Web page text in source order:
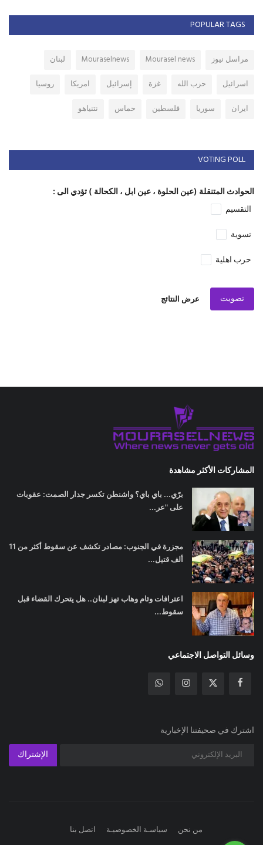
POPULAR TAGS
مراسل نيوز Mourasel news
Mouraselnews
لبنان
اسرائيل
حزب الله غزة إسرائيل امريكا
روسيا
ايران
سوريا فلسطين حماس نتنياهو
VOTING POLL
الحوادث المتنقلة (عين الحلوة ، عين ابل ، الكحالة ) تؤدي الى :
التقسيم
تسوية
حرب اهلية
تصويت عرض النتائج
المشاركات الأكثر مشاهدة
برّي... باي باي؟ واشنطن تكسر جدار الصمت: عقوبات
على "عر...
مجزرة في الجنوب: مصادر تكشف عن سقوط أكثر من 11
ألف قتيل...
اعترافات وئام وهاب تهز لبنان.. هل يتحرك القضاء قبل
سقوط...
وسائل التواصل الاجتماعي
اشترك في صحيفتنا الإخبارية
الإشتراك
من نحن سياسـة الخصوصيـة اتصل بنا